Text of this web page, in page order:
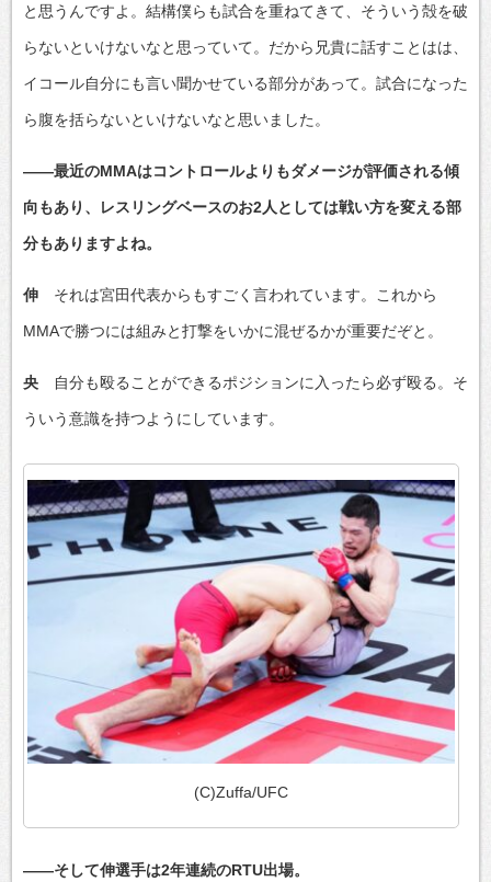
と思うんですよ。結構僕らも試合を重ねてきて、そういう殻を破
らないといけないなと思っていて。だから兄貴に話すことはは、
イコール自分にも言い聞かせている部分があって。試合になった
ら腹を括らないといけないなと思いました。
――最近のMMAはコントロールよりもダメージが評価される傾
向もあり、レスリングベースのお2人としては戦い方を変える部
分もありますよね。
伸 それは宮田代表からもすごく言われています。これから
MMAで勝つには組みと打撃をいかに混ぜるかが重要だぞと。
央 自分も殴ることができるポジションに入ったら必ず殴る。そ
ういう意識を持つようにしています。
(C)Zuffa/UFC
――そして伸選手は2年連続のRTU出場。